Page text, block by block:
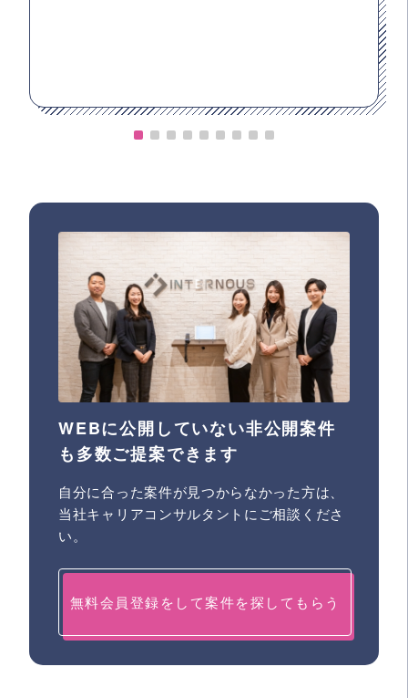
WEBに公開していない非公開案件
も多数ご提案できます
自分に合った案件が見つからなかった方は、
当社キャリアコンサルタントにご相談くださ
い。
無料会員登録をして案件を探してもらう